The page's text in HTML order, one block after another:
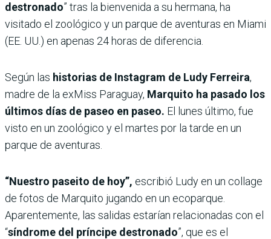
destronado” tras la bienvenida a su hermana, ha
visitado el zoológico y un parque de aventuras en Miami
(EE. UU.) en apenas 24 horas de diferencia.
Según las historias de Instagram de Ludy Ferreira,
madre de la exMiss Paraguay, Marquito ha pasado los
últimos días de paseo en paseo. El lunes último, fue
visto en un zoológico y el martes por la tarde en un
parque de aventuras.
“Nuestro paseito de hoy”, escribió Ludy en un collage
de fotos de Marquito jugando en un ecoparque.
Aparentemente, las salidas estarían relacionadas con el
“síndrome del príncipe destronado”, que es el